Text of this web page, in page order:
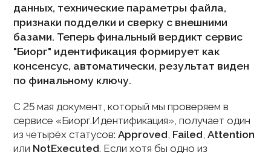
данных, технические параметры файла,
признаки подделки и сверку с внешними
базами. Теперь финальный вердикт сервис
"Биорг" идентификация формирует как
консенсус, автоматически, результат виден
по финальному ключу.
С 25 мая документ, который мы проверяем в
сервисе «Биорг.Идентификация», получает один
из четырёх статусов:Approved, Failed,Attention
или NotExecuted. Если хотя бы одно из